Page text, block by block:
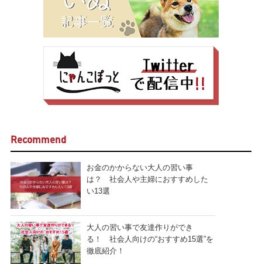
Recommend
お金のかからない大人の習い事
は？ 社会人や主婦におすすめした
い13選
大人の習い事で友達作りができ
る！ 社会人向けの“おすすめ15選”を
徹底紹介！